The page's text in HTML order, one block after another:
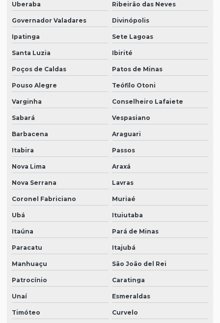
Uberaba Ribeirão das Neves
Governador Valadares Divinópolis
Ipatinga Sete Lagoas
Santa Luzia Ibirité
Poços de Caldas Patos de Minas
Pouso Alegre Teófilo Otoni
Varginha Conselheiro Lafaiete
Sabará Vespasiano
Barbacena Araguari
Itabira Passos
Nova Lima Araxá
Nova Serrana Lavras
Coronel Fabriciano Muriaé
Ubá Ituiutaba
Itaúna Pará de Minas
Paracatu Itajubá
Manhuaçu São João del Rei
Patrocínio Caratinga
Unaí Esmeraldas
Timóteo Curvelo